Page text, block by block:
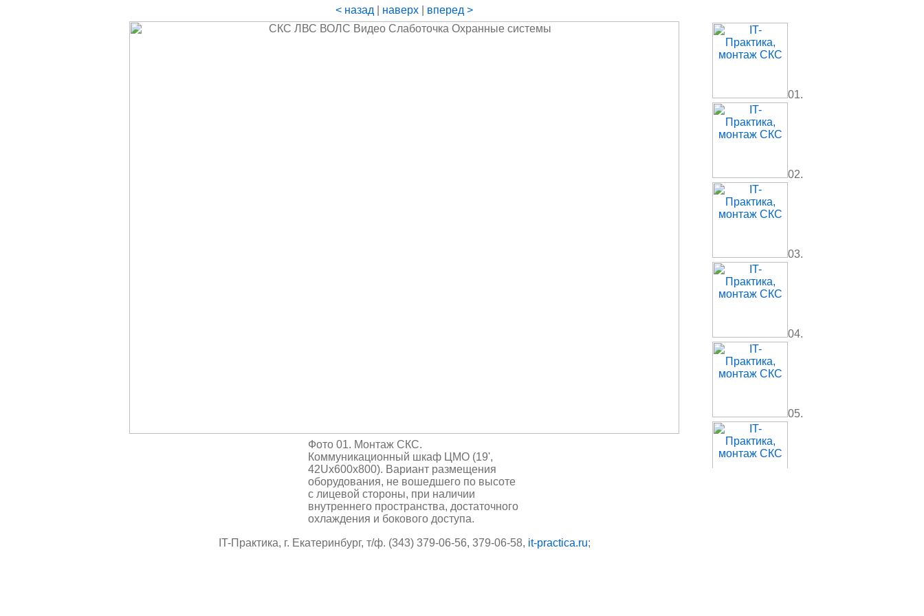
< назад наверх вперед >
01.
02.
03.
04.
05.
Фото 01. Монтаж СКС.
Коммуникационный шкаф ЦМО (19',
42Ux600x800). Вариант размещения
оборудования, не вошедшего по высоте
с лицевой стороны, при наличии
внутреннего пространства, достаточного
охлаждения и бокового доступа.
IT-Практика, г. Екатеринбург, т/ф. (343) 379-06-56, 379-06-58, it-practica.ru;